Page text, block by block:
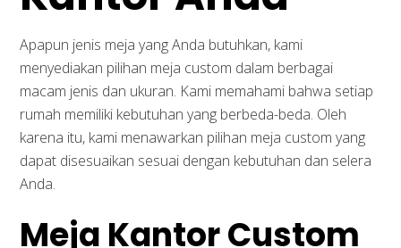
Apapun jenis meja yang Anda butuhkan, kami
menyediakan pilihan meja custom dalam berbagai
macam jenis dan ukuran. Kami memahami bahwa setiap
rumah memiliki kebutuhan yang berbeda-beda. Oleh
karena itu, kami menawarkan pilihan meja custom yang
dapat disesuaikan sesuai dengan kebutuhan dan selera
Anda.
Meja Kantor Custom